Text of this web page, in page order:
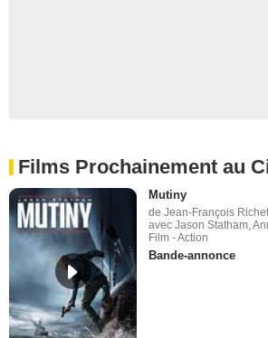
Films Prochainement au
Mutiny
de Jean-François
avec Jason Statham,
Film - Action
Bande-annonce